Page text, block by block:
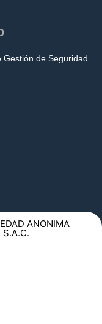
de Seguridad
ANONIMA
S.A.C.